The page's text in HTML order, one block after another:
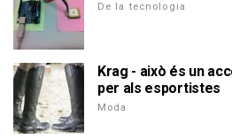
De la tecnologia
Krag - això és un
per als esportistes
Moda